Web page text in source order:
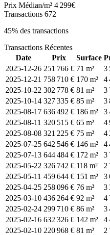
Prix Médian/m² 4 299€
Transactions 672
45% des transactions
Transactions Récentes
Date
Prix Surface
2025-12-26 251 766 € 71 m² 3
2025-12-21 758 710 € 170 m² 4
2025-10-22 302 778 € 81 m² 3
2025-10-14 327 335 € 85 m² 3
2025-08-17 636 492 € 186 m² 3
2025-08-11 320 515 € 65 m² 4
2025-08-08 321 225 € 75 m² 4
2025-07-25 642 546 € 146 m² 4
2025-07-13 644 484 € 172 m² 3
2025-05-22 326 742 € 118 m² 2
2025-05-11 459 644 € 151 m² 3
2025-04-25 258 096 € 76 m² 3
2025-03-10 436 264 € 92 m² 4
2025-02-24 299 710 € 86 m² 3
2025-02-16 632 326 € 142 m² 4
2025-02-10 220 968 € 81 m² 2